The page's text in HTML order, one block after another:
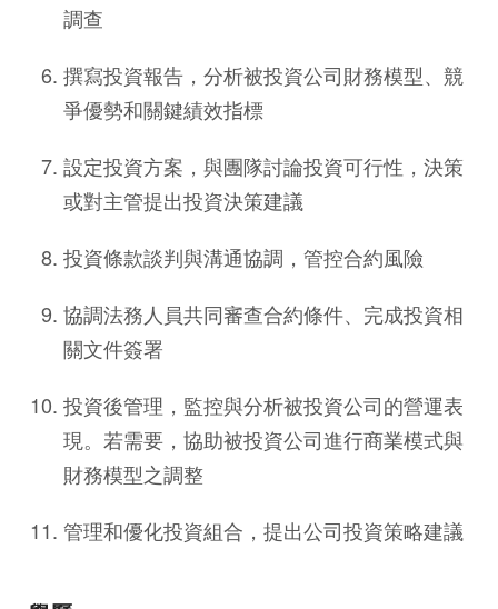
調查
撰寫投資報告，分析被投資公司財務模型、競
爭優勢和關鍵績效指標
設定投資方案，與團隊討論投資可行性，決策
或對主管提出投資決策建議
投資條款談判與溝通協調，管控合約風險
協調法務人員共同審查合約條件、完成投資相
關文件簽署
投資後管理，監控與分析被投資公司的營運表
現。若需要，協助被投資公司進行商業模式與
財務模型之調整
管理和優化投資組合，提出公司投資策略建議